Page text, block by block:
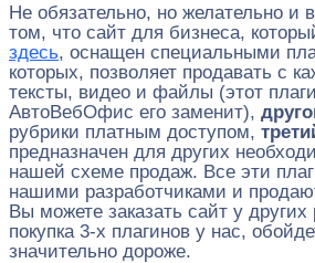
Не обязательно, но желательно и
том, что сайт для бизнеса,
здесь, оснащен специальными
которых, позволяет продавать с
тексты, видео и файлы (этот
АвтоВебОфис его заменит),
рубрики платным доступом,
предназначен для других
нашей схеме продаж. Все эти
нашими разработчиками и
Вы можете заказать сайт у других
покупка 3-х плагинов у нас,
значительно дороже.